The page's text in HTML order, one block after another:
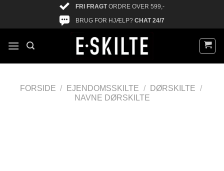
FRI FRAGTORDRE OVER 599,-
BRUG FOR HJÆLP? CHAT 24/7
FORSIDE / EJENDOMSSKILTE / DØRSKILTE /
NAVNE DØRSKILTE